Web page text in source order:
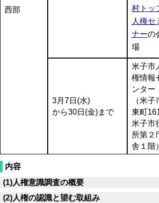
西部
村トップ
人権セミ
ナーの会
場
3月7日(水)
から30日(金)まで
米子市人
権情報セ
ンター
（米子市
東町
米子市役
所第２庁
舎１階）
内容
(1)人権意識調査の概要
(2)人権の認識と望む取組み